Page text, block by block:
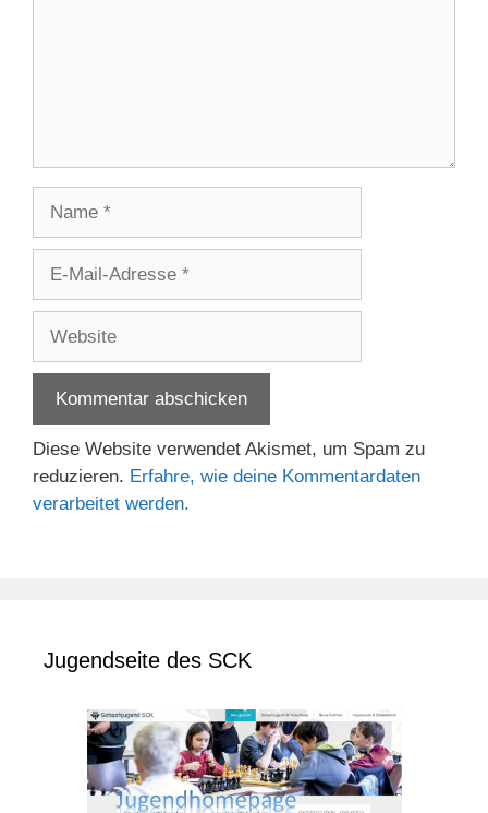
Adresse
Diese Website verwendet Akismet, um Spam zu
reduzieren. Erfahre, wie deine Kommentardaten
verarbeitet werden.
Jugendseite des SCK